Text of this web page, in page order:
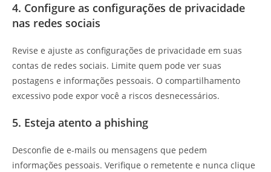
4. Configure as configurações de privacidade
nas redes sociais
Revise e ajuste as configurações de privacidade em suas
contas de redes sociais. Limite quem pode ver suas
postagens e informações pessoais. O compartilhamento
excessivo pode expor você a riscos desnecessários.
5. Esteja atento a phishing
Desconfie de e-mails ou mensagens que pedem
informações pessoais. Verifique o remetente e nunca clique